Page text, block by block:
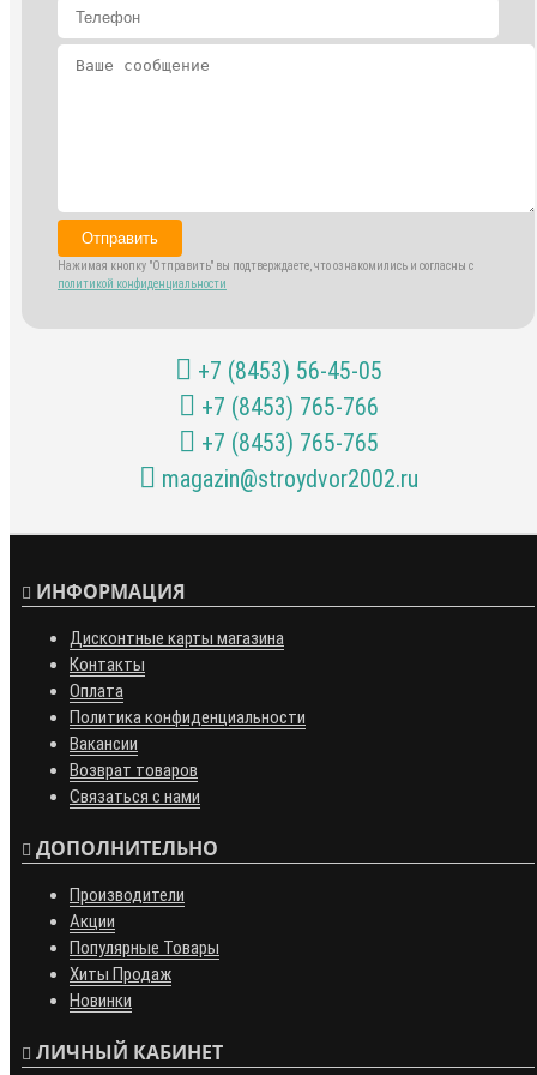
Отправить
Нажимая кнопку "Отправить" вы подтверждаете, что ознакомились и согласны с
политикой конфиденциальности
+7 (8453) 56-45-05
+7 (8453) 765-766
+7 (8453) 765-765
magazin@stroydvor2002.ru
ИНФОРМАЦИЯ
Дисконтные карты магазина
Контакты
Оплата
Политика конфиденциальности
Вакансии
Возврат товаров
Связаться с нами
ДОПОЛНИТЕЛЬНО
Производители
Акции
Популярные Товары
Хиты Продаж
Новинки
ЛИЧНЫЙ КАБИНЕТ